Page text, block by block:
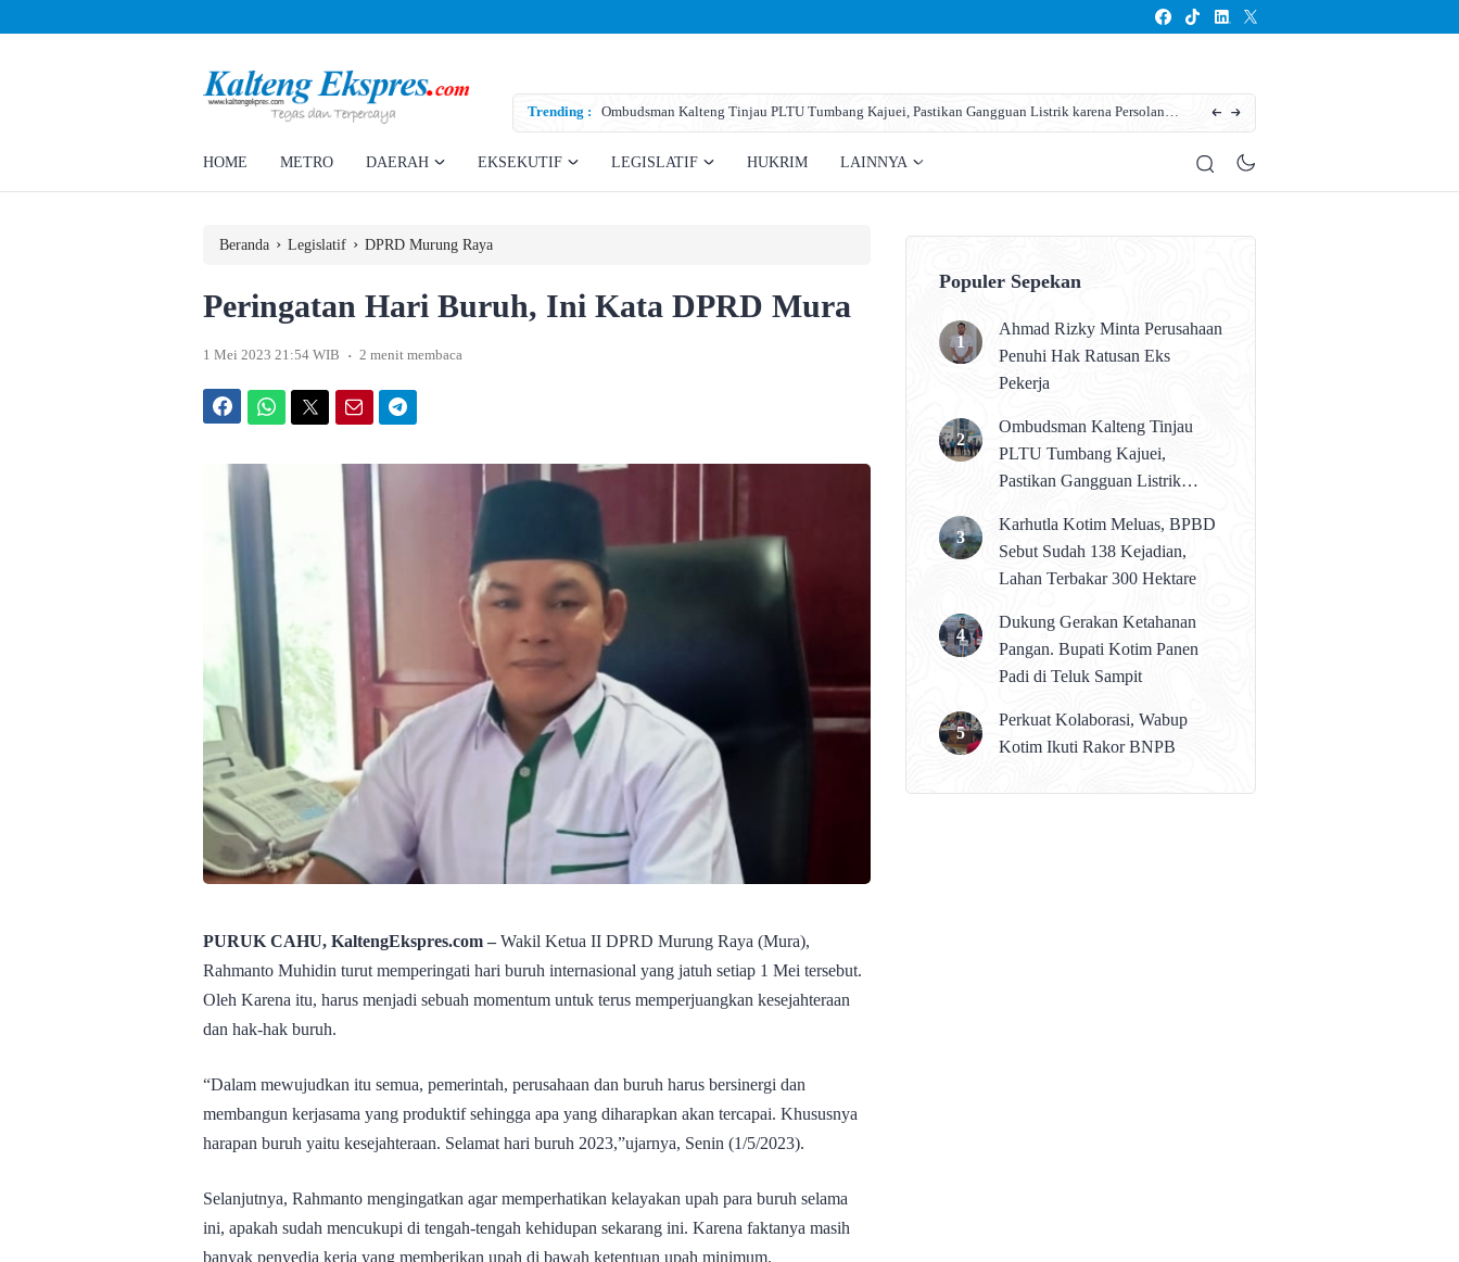
Trending :
Ahmad Rizky Minta Perusahaan Penuhi Hak Ratusan Eks Pekerja
Ombudsman Kalteng Tinjau PLTU Tumbang Kajuei, Pastikan Gangguan Listrik karena Persolan
Teknis
Karhutla Kotim Meluas, BPBD Sebut Sudah
HOME METRO DAERAH EKSEKUTIF LEGISLATIF HUKRIM LAINNYA
Beranda › Legislatif › DPRD Murung Raya
Peringatan Hari Buruh, Ini Kata DPRD Mura
1 Mei 2023 21:54 WIB . 2 menit membaca
PURUK CAHU, KaltengEkspres.com –Wakil Ketua II DPRD Murung Raya (Mura),
Rahmanto Muhidin turut memperingati hari buruh internasional yang jatuh setiap 1 Mei tersebut.
Oleh Karena itu, harus menjadi sebuah momentum untuk terus memperjuangkan kesejahteraan
dan hak-hak buruh.
“Dalam mewujudkan itu semua, pemerintah, perusahaan dan buruh harus bersinergi dan
membangun kerjasama yang produktif sehingga apa yang diharapkan akan tercapai. Khususnya
harapan buruh yaitu kesejahteraan. Selamat hari buruh 2023,”ujarnya, Senin (1/5/2023).
Selanjutnya, Rahmanto mengingatkan agar memperhatikan kelayakan upah para buruh selama
ini, apakah sudah mencukupi di tengah-tengah kehidupan sekarang ini. Karena faktanya masih
banyak penyedia kerja yang memberikan upah di bawah ketentuan upah minimum.
Populer Sepekan
Ahmad Rizky Minta Perusahaan
Penuhi Hak Ratusan Eks
Pekerja
Ombudsman Kalteng Tinjau
PLTU Tumbang Kajuei,
Pastikan Gangguan Listrik
Karhutla Kotim Meluas, BPBD
Sebut Sudah 138 Kejadian,
Lahan Terbakar 300 Hektare
Dukung Gerakan Ketahanan
Pangan. Bupati Kotim Panen
Padi di Teluk Sampit
Perkuat Kolaborasi, Wabup
Kotim Ikuti Rakor BNPB